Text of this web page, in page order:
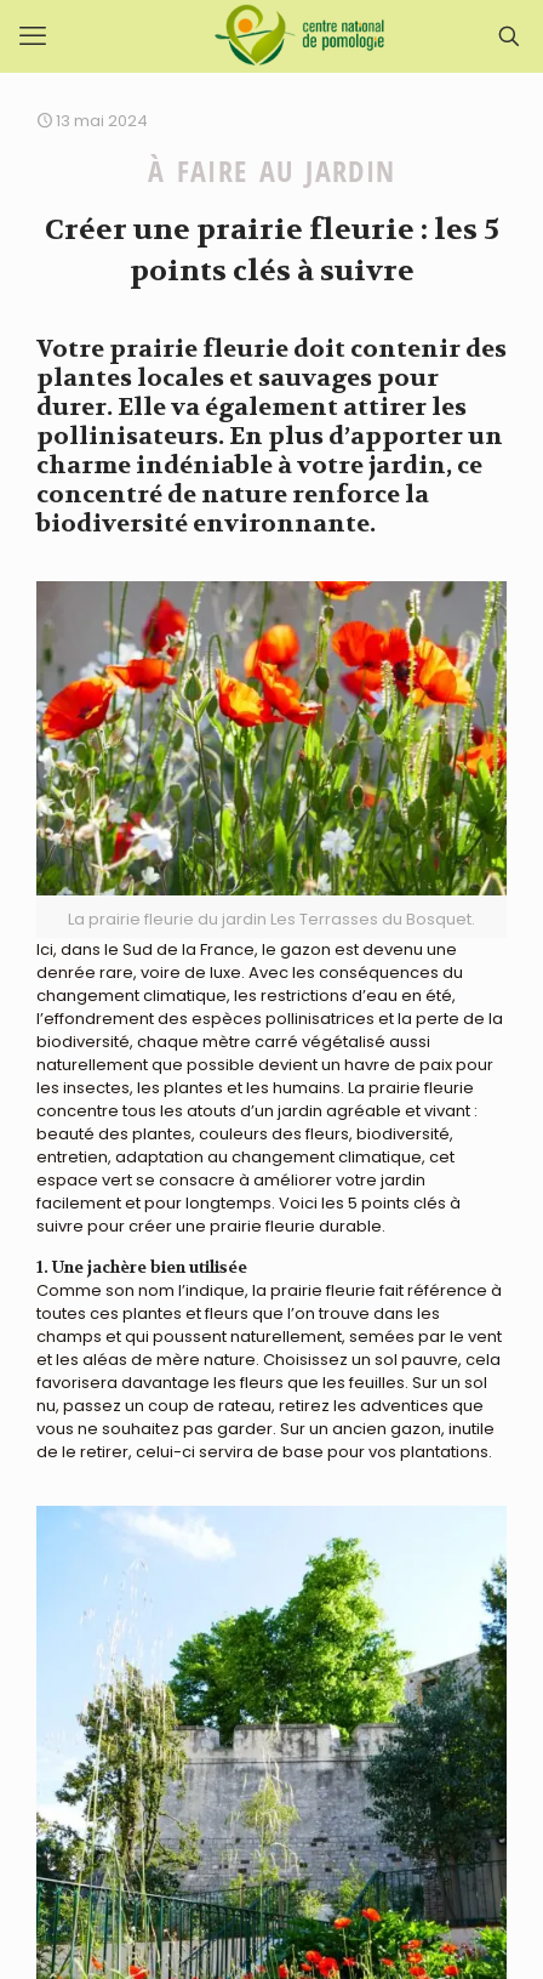
13 mai 2024
À FAIRE AU JARDIN
Créer une prairie fleurie : les 5
points clés à suivre
Votre prairie fleurie doit contenir des
plantes locales et sauvages pour
durer. Elle va également attirer les
pollinisateurs. En plus d’apporter un
charme indéniable à votre jardin, ce
concentré de nature renforce la
biodiversité environnante.
La prairie fleurie du jardin Les Terrasses du Bosquet.
Ici, dans le Sud de la France, le gazon est devenu une
denrée rare, voire de luxe. Avec les conséquences du
changement climatique, les restrictions d’eau en été,
l’effondrement des espèces pollinisatrices et la perte de la
biodiversité, chaque mètre carré végétalisé aussi
naturellement que possible devient un havre de paix pour
les insectes, les plantes et les humains. La prairie fleurie
concentre tous les atouts d’un jardin agréable et vivant :
beauté des plantes, couleurs des fleurs, biodiversité,
entretien, adaptation au changement climatique, cet
espace vert se consacre à améliorer votre jardin
facilement et pour longtemps. Voici les 5 points clés à
suivre pour créer une prairie fleurie durable.
1. Une jachère bien utilisée
Comme son nom l’indique, la prairie fleurie fait référence à
toutes ces plantes et fleurs que l’on trouve dans les
champs et qui poussent naturellement, semées par le vent
et les aléas de mère nature. Choisissez un sol pauvre, cela
favorisera davantage les fleurs que les feuilles. Sur un sol
nu, passez un coup de rateau, retirez les adventices que
vous ne souhaitez pas garder. Sur un ancien gazon, inutile
de le retirer, celui-ci servira de base pour vos plantations.